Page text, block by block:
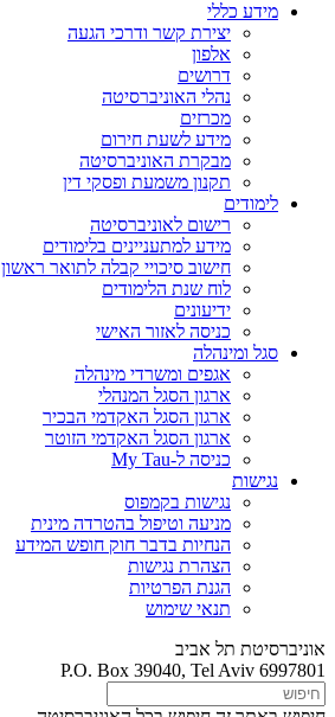
מידע כללי
יצירת קשר ודרכי הגעה
אלפון
דרושים
נהלי האוניברסיטה
מכרזים
מידע לשעת חירום
מבקרת האוניברסיטה
תקנון משמעת ופסקי דין
לימודים
רישום לאוניברסיטה
מידע למתעניינים בלימודים
חישוב סיכויי קבלה לתואר ראשון
לוח שנת הלימודים
ידיעונים
כניסה לאזור האישי
סגל ומינהלה
אגפים ומשרדי מינהלה
ארגון הסגל המנהלי
ארגון הסגל האקדמי הבכיר
ארגון הסגל האקדמי הזוטר
כניסה ל-My Tau
נגישות
נגישות בקמפוס
מניעה וטיפול בהטרדה מינית
הנחיות בדבר חוק חופש המידע
הצהרת נגישות
הגנת הפרטיות
תנאי שימוש
אוניברסיטת תל אביב
P.O. Box 39040, Tel Aviv 6997801